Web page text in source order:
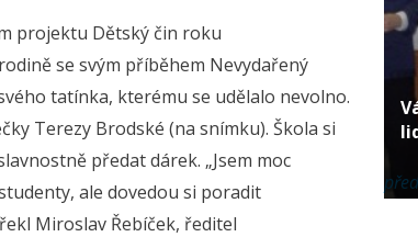
projektu Dětský čin roku
se svým příběhem Nevydařený
tatínka, kterému se udělalo nevolno.
Terezy Brodské (na snímku). Škola si
předat dárek. „Jsem moc
ale dovedou si poradit
Miroslav Řebíček, ředitel